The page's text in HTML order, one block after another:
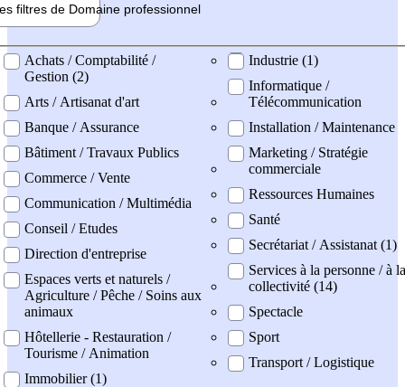
filtres de Domaine professionnel
professionel
Achats / Comptabilité /
Gestion (2)
Arts / Artisanat d'art
Banque / Assurance
Bâtiment / Travaux Publics
Commerce / Vente
Communication / Multimédia
Conseil / Etudes
Direction d'entreprise
Espaces verts et naturels /
Agriculture / Pêche / Soins aux
animaux
Hôtellerie - Restauration /
Tourisme / Animation
Immobilier (1)
Industrie (1)
Informatique /
Télécommunication
Installation / Maintenance
Marketing / Stratégie
commerciale
Ressources Humaines
Santé
Secrétariat / Assistanat (1)
Services à la personne / à la
collectivité (14)
Spectacle
Sport
Transport / Logistique